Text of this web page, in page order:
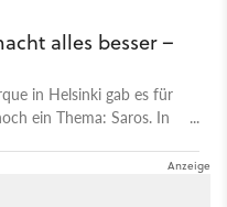
alles besser –
in Helsinki gab es für
ein Thema: Saros. In